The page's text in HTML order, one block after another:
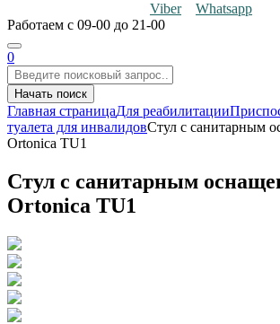
Viber
Whatsapp
Работаем с 09-00 до 21-00
0
Начать поиск
Главная страницаДля реабилитации
туалета для инвалидовСтул с санитарным
Ortonica TU1
Стул с санитарным
Ortonica TU1